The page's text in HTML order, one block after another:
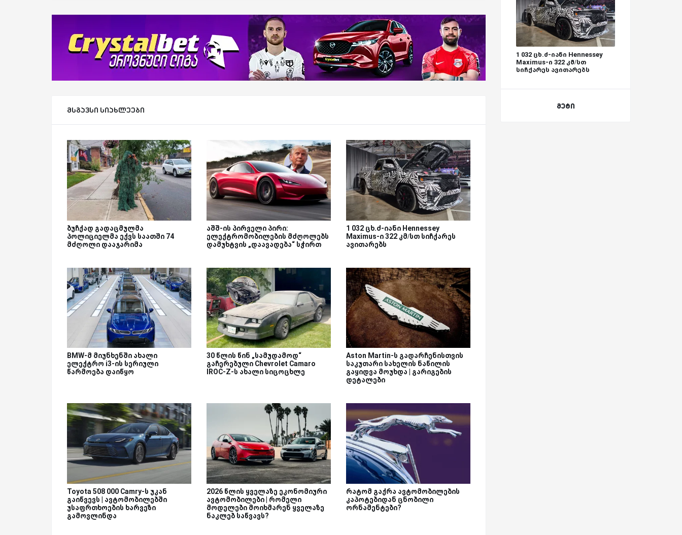
მსგავსი სიახლეები
ბუჩქად გადაცმულმა
პოლიციელმა ექვს საათში 74
მძღოლი დააჯარიმა
აშშ-ის პირველი პირი:
ელექტრომობილების მძღოლებს
დამუხტვის „დაავადება“ სჭირთ
1 032 ცხ.ძ-იანი Hennessey
Maximus-ი 322 კმ/სთ სიჩქარეს
ავითარებს
BMW-მ მიუნხენში ახალი
ელექტრო i3-ის სერიული
წარმოება დაიწყო
30 წლის წინ „სამუდამოდ“
გაჩერებული Chevrolet Camaro
IROC-Z-ს ახალი სიცოცხლე
Aston Martin-ს გადარჩენისთვის
საკუთარი სახელის ნაწილის
გაყიდვა მოუხდა | გარიგების
დეტალები
Toyota 508 000 Camry-ს უკან
გაიწვევს | ავტომობილებში
უსაფრთხოების ხარვეზი
გამოვლინდა
2026 წლის ყველაზე ეკონომიური
ავტომობილები | რომელი
მოდელები მოიხმარენ ყველაზე
ნაკლებ საწვავს?
რატომ გაქრა ავტომობილების
კაპოტებიდან ცნობილი
ორნამენტები?
1 032 ცხ.ძ-იანი Hennessey
Maximus-ი 322 კმ/სთ
სიჩქარეს ავითარებს
მეტი